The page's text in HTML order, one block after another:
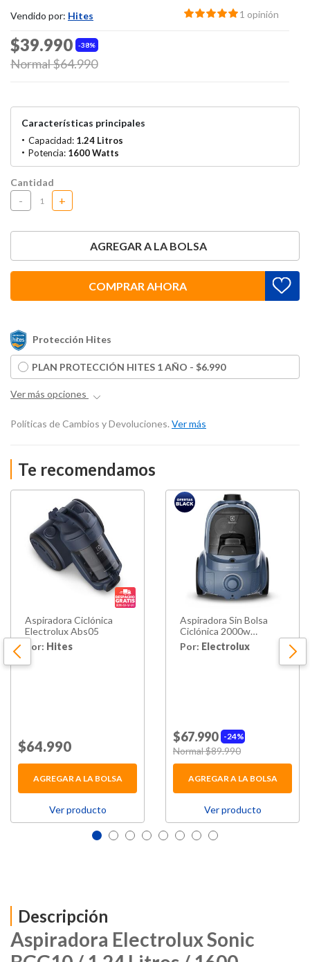
Vendido por: Hites 1 opinión
38%
$39.990
Price reduced from
Normal $64.990to
Características principales
Capacidad: 1.24 Litros
Potencia: 1600 Watts
Cantidad
- +
AGREGAR A LA BOLSA
COMPRAR AHORA
Protección Hites
PLAN PROTECCIÓN HITES 1 AÑO - $6.990
Ver más opciones
Políticas de Cambios y Devoluciones. Ver más
Te recomendamos
Aspiradora Ciclónica
Electrolux Abs05
Por: Hites
Price reduced from
$64.990
AGREGAR A LA BOLSA
Ver producto
Aspiradora Sin Bolsa
Ciclónica 2000w
Sonicpro Bgl40
Por: Electrolux
24%
$67.990
Price reduced from
Normal $89.990
AGREGAR A LA BOLSA
Ver producto
Descripción
Aspiradora Electrolux Sonic